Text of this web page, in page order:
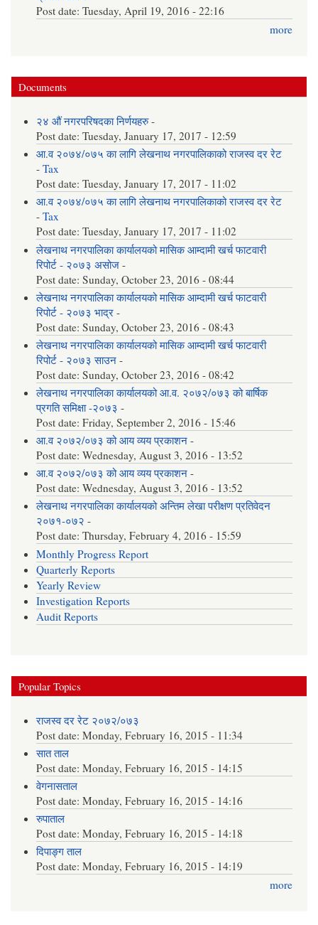
Post date:Tuesday, April 19, 2016 - 22:16
more
Documents
२४ औं नगरपरिषदका निर्णयहरु-
Post date:Tuesday, January 17, 2017 - 12:59
आ.व २०७४/०७५ का लागि लेखनाथ नगरपालिकाको राजस्व दर रेट
-Tax
Post date:Tuesday, January 17, 2017 - 11:02
आ.व २०७४/०७५ का लागि लेखनाथ नगरपालिकाको राजस्व दर रेट
-Tax
Post date:Tuesday, January 17, 2017 - 11:02
लेखनाथ नगरपालिका कार्यालयको मासिक आम्दामी खर्च फाटवारी
रिपोर्ट - २०७३ असोज -
Post date:Sunday, October 23, 2016 - 08:44
लेखनाथ नगरपालिका कार्यालयको मासिक आम्दामी खर्च फाटवारी
रिपोर्ट - २०७३ भाद्र-
Post date:Sunday, October 23, 2016 - 08:43
लेखनाथ नगरपालिका कार्यालयको मासिक आम्दामी खर्च फाटवारी
रिपोर्ट - २०७३ साउन-
Post date:Sunday, October 23, 2016 - 08:42
लेखनाथ नगरपालिका कार्यालयको आ.व. २०७२/०७३ को बार्षिक
प्रगति समिक्षा -२०७३-
Post date:Friday, September 2, 2016 - 15:46
आ.व २०७२/०७३ को आय व्यय प्रकाशन-
Post date:Wednesday, August 3, 2016 - 13:52
आ.व २०७२/०७३ को आय व्यय प्रकाशन-
Post date:Wednesday, August 3, 2016 - 13:52
लेखनाथ नगरपालिका कार्यालयको अन्तिम लेखा परीक्षण प्रतिवेदन
२०७१-०७२ -
Post date:Thursday, February 4, 2016 - 15:59
Monthly Progress Report
Quarterly Reports
Yearly Review
Investigation Reports
Audit Reports
Popular Topics
राजस्व दर रेट २०७२/०७३
Post date:Monday, February 16, 2015 - 11:34
सात ताल
Post date:Monday, February 16, 2015 - 14:15
वेगनासताल
Post date:Monday, February 16, 2015 - 14:16
रुपाताल
Post date:Monday, February 16, 2015 - 14:18
दिपाङ्ग ताल
Post date:Monday, February 16, 2015 - 14:19
more